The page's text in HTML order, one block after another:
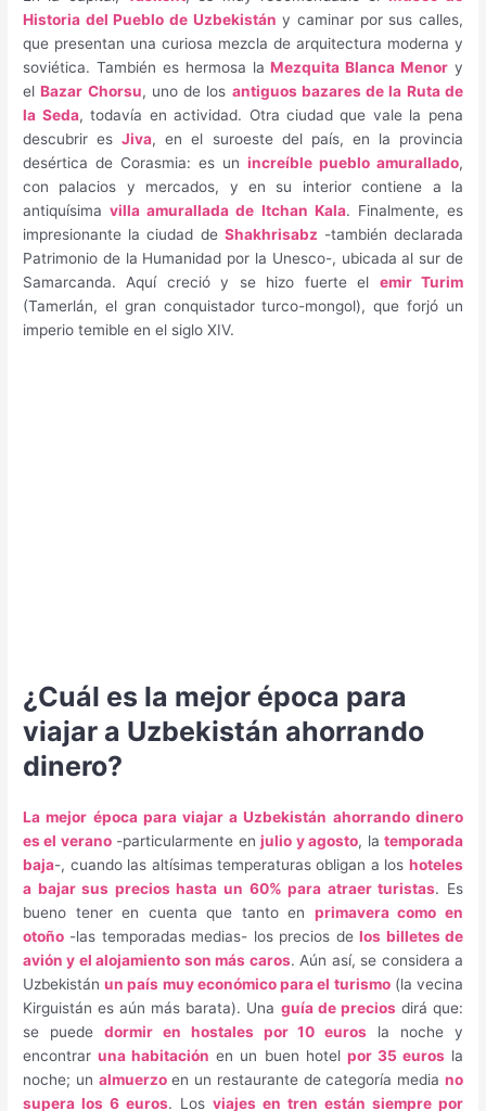
Historia del Pueblo de Uzbekistán y caminar por sus calles,
que presentan una curiosa mezcla de arquitectura moderna y
soviética. También es hermosa laMezquita Blanca Menor y
elBazar Chorsu, uno de los antiguos bazares de la Ruta de
la Seda, todavía en actividad. Otra ciudad que vale la pena
descubrir esJiva, en el suroeste del país, en la provincia
desértica de Corasmia: es un increíble pueblo amurallado,
con palacios y mercados, y en su interior contiene a la
antiquísimavilla amurallada de Itchan Kala. Finalmente, es
impresionante la ciudad de Shakhrisabz -también declarada
Patrimonio de la Humanidad por la Unesco-, ubicada al sur de
Samarcanda. Aquí creció y se hizo fuerte el emir Turim
(Tamerlán, el gran conquistador turco-mongol), que forjó un
imperio temible en el siglo XIV.
¿Cuál es la mejor época para
viajar a Uzbekistán ahorrando
dinero?
La mejor época para viajar a Uzbekistán ahorrando dinero
es el verano-particularmente enjulio y agosto, la temporada
baja-, cuando las altísimas temperaturas obligan a los hoteles
a bajar sus precios hasta un 60% para atraer turistas. Es
bueno tener en cuenta que tanto en primavera como en
otoño -las temporadas medias- los precios delos billetes de
avión y el alojamiento son más caros. Aún así, se considera a
Uzbekistánun país muy económico para el turismo(la vecina
Kirguistán es aún más barata). Una guía de preciosdirá que:
se puede dormir en hostales por 10 euros la noche y
encontraruna habitación en un buen hotel por 35 eurosla
noche; un almuerzoen un restaurante de categoría media no
supera los 6 euros. Losviajes en tren están siempre por